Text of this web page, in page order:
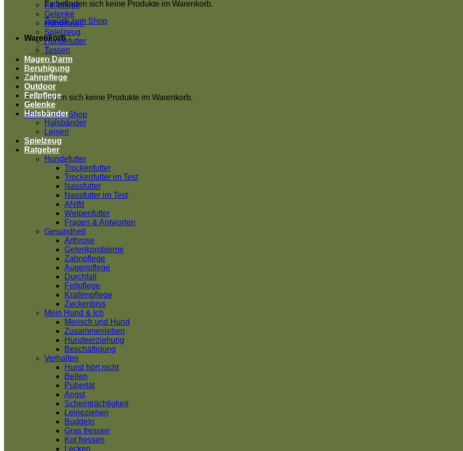
Es befinden sich keine Produkte im Warenkorb.
Zurück zum Shop
Warenkorb
Es befinden sich keine Produkte im Warenkorb.
Zurück zum Shop
Fellpflege
Gelenke
Hündinnen
Spielzeug
Hundefutter
Tassen
Magen Darm
Beruhigung
Zahnpflege
Outdoor
Fellpflege
Gelenke
Halsbänder
Halsbänder
Leinen
Spielzeug
Ratgeber
Hundefutter
Trockenfutter
Trockenfutter im Test
Nassfutter
Nassfutter im Test
ANIfit
Welpenfutter
Fragen & Antworten
Gesundheit
Arthrose
Gelenkprobleme
Zahnpflege
Augenpflege
Durchfall
Fellpflege
Krallenpflege
Zeckenbiss
Mein Hund & Ich
Mensch und Hund
Zusammenleben
Hundeerziehung
Beschäftigung
Verhalten
Hund hört nicht
Bellen
Pubertät
Angst
Scheinträchtigkeit
Leineziehen
Buddeln
Gras fressen
Kot fressen
Lecken